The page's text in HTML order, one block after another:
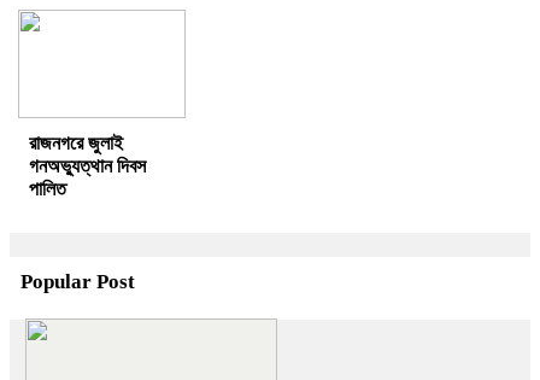
রাজনগরে জুলাই
গনঅভ্যুত্থান দিবস
পালিত
Popular Post